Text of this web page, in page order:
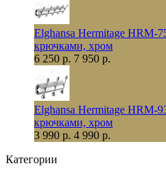
Elghansa Hermitage HRM-
крючками, хром
6 250 р. 7 950 р.
Elghansa Hermitage HRM-
крючками, хром
3 990 р. 4 990 р.
Категории